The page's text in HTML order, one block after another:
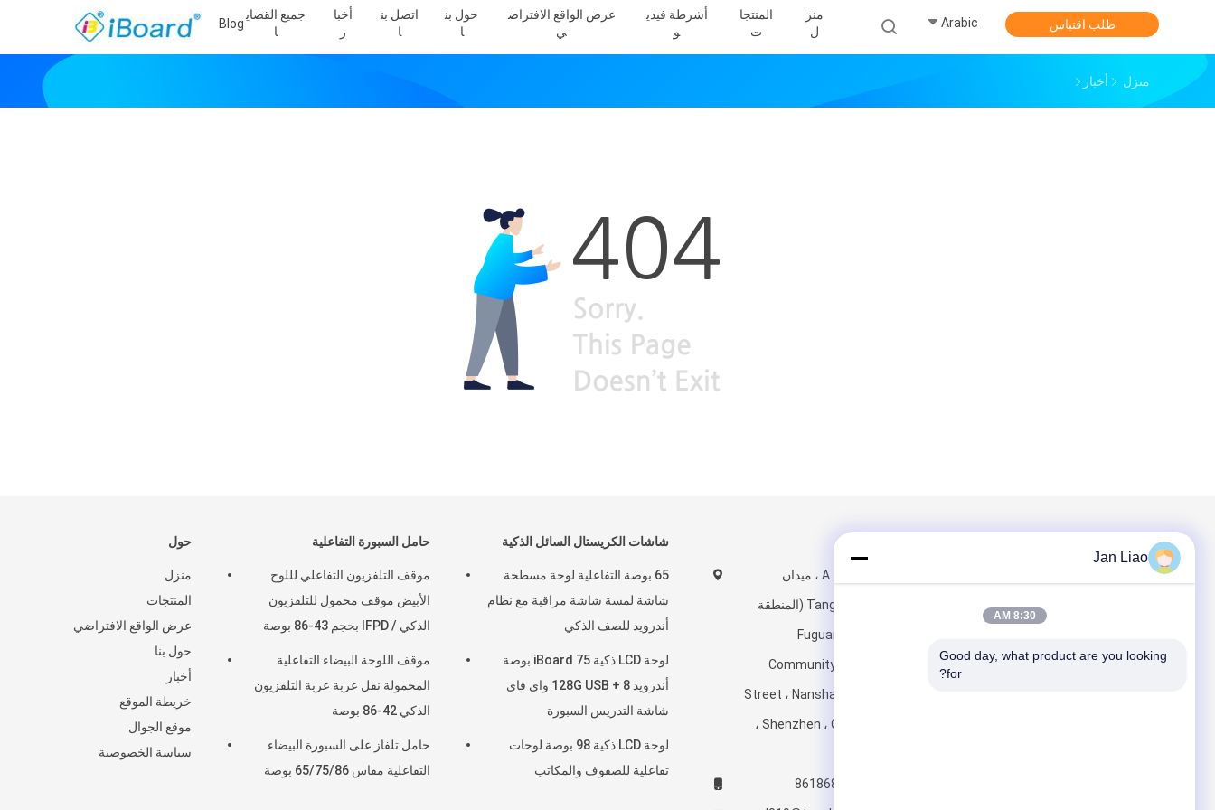
منز
ل
المنتجا
ت
أشرطة فيدي
و
عرض الواقع الافتراض
ي
حول بن
ا
اتصل بن
ا
أخبا
ر
جميع القضاي
ا
Blog Arabic طلب اقتباس
منزل أخبار
حول
منزل
المنتجات
عرض الواقع الافتراضي
حول بنا
أخبار
خريطة الموقع
موقع الجوال
سياسة الخصوصية
حامل السبورة التفاعلية
موقف التلفزيون التفاعلي لللوح
الأبيض موقف محمول للتلفزيون
الذكي / IFPD بحجم 43-86 بوصة
موقف اللوحة البيضاء التفاعلية
المحمولة نقل عربة عربة التلفزيون
الذكي 42-86 بوصة
حامل تلفاز على السبورة البيضاء
التفاعلية مقاس 65/75/86 بوصة
شاشات الكريستال السائل الذكية
65 بوصة التفاعلية لوحة مسطحة
شاشة لمسة شاشة مراقبة مع نظام
أندرويد للصف الذكي
لوحة LCD ذكية iBoard 75 بوصة
أندرويد 8 + 128G USB واي فاي
شاشة التدريس السبورة
لوحة LCD ذكية 98 بوصة لوحات
تفاعلية للصفوف والمكاتب
1001 ، بلوك A ، ميدان
Tanglangcheng (المنطقة
الغربية) ، Fuguang
Community ، Taoyuan
Street ، Nanshan District ،
Shenzhen ، Guangdong ،
Jan Liao
8:30 AM
Good day, what product are you looking
for?